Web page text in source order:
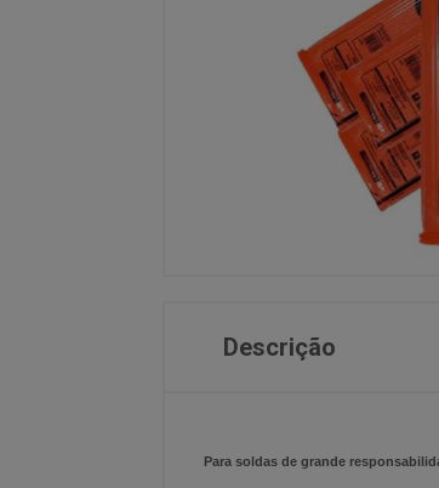
Descrição
Para soldas de grande